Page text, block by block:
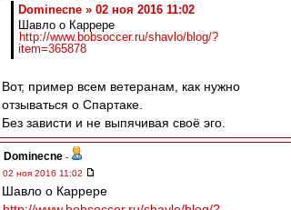
Dominecne » 02 ноя 2016 11:02
Шавло о Каррере
http://www.bobsoccer.ru/shavlo/blog/?
item=365878
Вот, пример всем ветеранам, как нужно
отзываться о Спартаке.
Без зависти и не выпячивая своё эго.
Dominecne -
02 ноя 2016 11:02
Шавло о Каррере